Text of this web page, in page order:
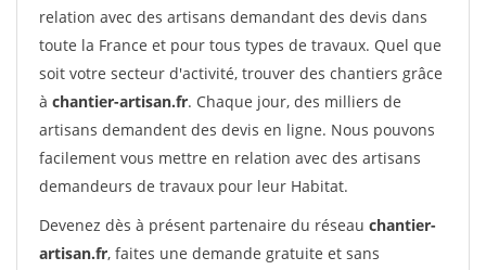
relation avec des artisans demandant des devis dans
toute la France et pour tous types de travaux. Quel que
soit votre secteur d'activité, trouver des chantiers grâce
à chantier-artisan.fr. Chaque jour, des milliers de
artisans demandent des devis en ligne. Nous pouvons
facilement vous mettre en relation avec des artisans
demandeurs de travaux pour leur Habitat.
Devenez dès à présent partenaire du réseau chantier-
artisan.fr, faites une demande gratuite et sans